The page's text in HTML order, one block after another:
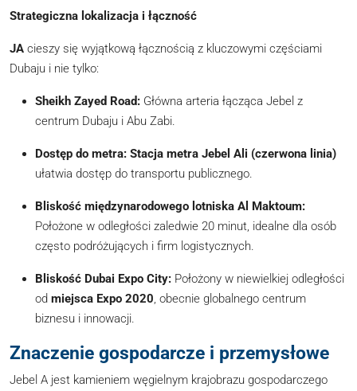
Strategiczna lokalizacja i łączność
JA cieszy się wyjątkową łącznością z kluczowymi częściami
Dubaju i nie tylko:
Sheikh Zayed Road: Główna arteria łącząca Jebel z
centrum Dubaju i Abu Zabi.
Dostęp do metra: Stacja metra Jebel Ali (czerwona linia)
ułatwia dostęp do transportu publicznego.
Bliskość międzynarodowego lotniska Al Maktoum:
Położone w odległości zaledwie 20 minut, idealne dla osób
często podróżujących i firm logistycznych.
Bliskość Dubai Expo City: Położony w niewielkiej odległości
od miejsca Expo 2020, obecnie globalnego centrum
biznesu i innowacji.
Znaczenie gospodarcze i przemysłowe
Jebel A jest kamieniem węgielnym krajobrazu gospodarczego